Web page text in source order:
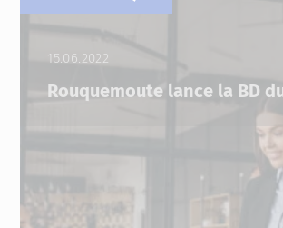
15.06.2022
Rouquemoute lance la BD